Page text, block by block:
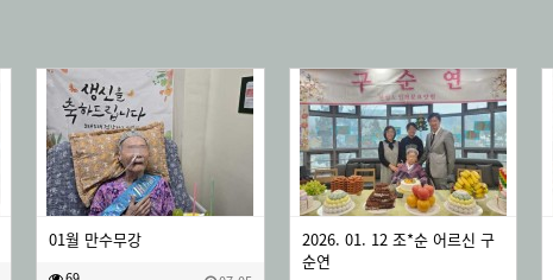
01월 만수무강
2026. 01. 12 조*순 어르신 구
순연